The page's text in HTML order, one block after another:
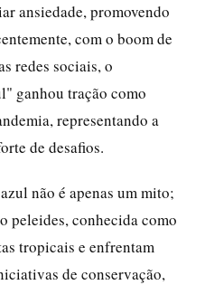
ansiedade, promovendo
com o boom de
redes sociais, o
ganhou tração como
representando a
de desafios.
não é apenas um mito;
peleides, conhecida como
tropicais e enfrentam
de conservação,